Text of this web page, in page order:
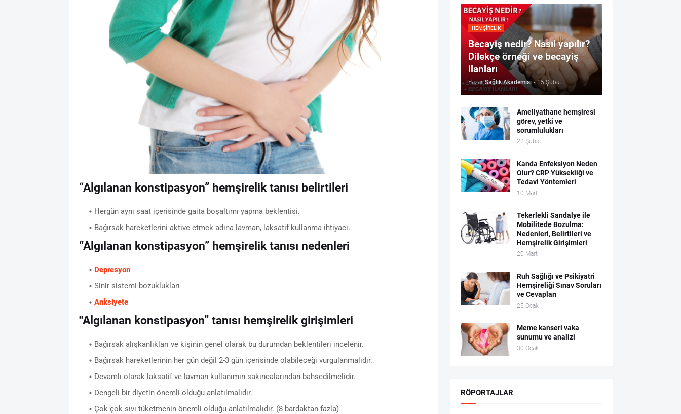
“Algılanan konstipasyon” hemşirelik tanısı belirtileri
Hergün aynı saat içerisinde gaita boşaltımı yapma beklentisi.
Bağırsak hareketlerini aktive etmek adına lavman, laksatif kullanma ihtiyacı.
“Algılanan konstipasyon” hemşirelik tanısı nedenleri
Depresyon
Sinir sistemi bozuklukları
Anksiyete
''Algılanan konstipasyon” tanısı hemşirelik girişimleri
Bağırsak alışkanlıkları ve kişinin genel olarak bu durumdan beklentileri incelenir.
Bağırsak hareketlerinin her gün değil 2-3 gün içerisinde olabileceği vurgulanmalıdır.
Devamlı olarak laksatif ve lavman kullanımın sakıncalarından bahsedilmelidir.
Dengeli bir diyetin önemli olduğu anlatılmalıdır.
Çok çok sıvı tüketmenin önemli olduğu anlatılmalıdır. (8 bardaktan fazla)
HEMŞIRELIK
Becayiş nedir? Nasıl yapılır?
Dilekçe örneği ve becayiş
ilanları
Yazar Sağlık Akademisi - 15 Şubat
Ameliyathane hemşiresi
görev, yetki ve
sorumlulukları
22 Şubat
Kanda Enfeksiyon Neden
Olur? CRP Yüksekliği ve
Tedavi Yöntemleri
10 Mart
Tekerlekli Sandalye ile
Mobilitede Bozulma:
Nedenleri, Belirtileri ve
Hemşirelik Girişimleri
20 Mart
Ruh Sağlığı ve Psikiyatri
Hemşireliği Sınav Soruları
ve Cevapları
25 Ocak
Meme kanseri vaka
sunumu ve analizi
30 Ocak
RÖPORTAJLAR